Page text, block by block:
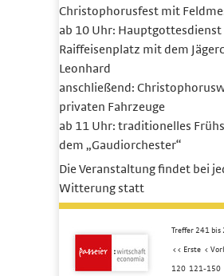
Christophorusfest mit
ab 10 Uhr: Hauptgottesdienst
Raiffeisenplatz mit dem
Leonhard
anschließend:
privaten Fahrzeuge
ab 11 Uhr: traditionelles
dem „Gaudiorchester“
Die Veranstaltung findet bei
Witterung statt
Treffer 241 bis
<< Erste <
120 121-150